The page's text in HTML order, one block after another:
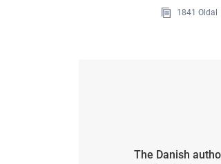
1841 Oldal
The Danish